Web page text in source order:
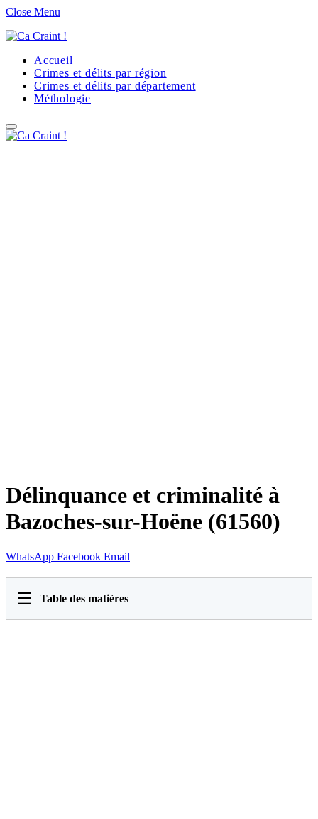
Close Menu
Accueil
Crimes et délits par région
Crimes et délits par département
Méthologie
Délinquance et criminalité à
Bazoches-sur-Hoëne (61560)
WhatsApp Facebook Email
☰ Table des matières